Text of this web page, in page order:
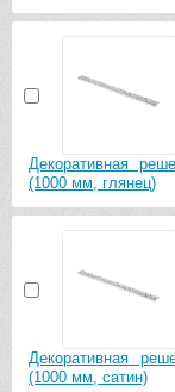
Декоративная
(1000 мм, глянец)
Декоративная
(1000 мм, сатин)